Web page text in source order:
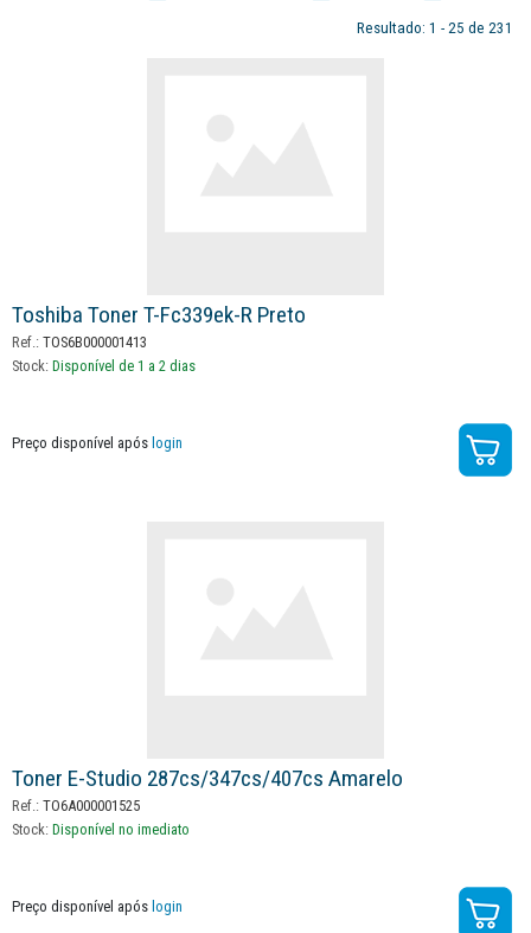
Resultado: 1 - 25 de 231
Toshiba Toner T-Fc339ek-R Preto
Ref.: TOS6B000001413
Stock: Disponível de 1 a 2 dias
Preço disponível após login
Toner E-Studio 287cs/347cs/407cs Amarelo
Ref.: TO6A000001525
Stock: Disponível no imediato
Preço disponível após login